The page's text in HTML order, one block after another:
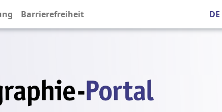
Barrierefreiheit DE